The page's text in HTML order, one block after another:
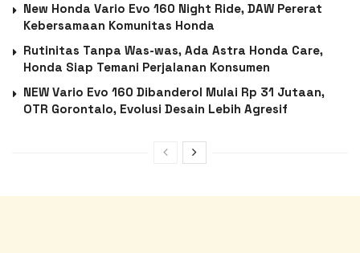
New Honda Vario Evo 160 Night Ride, DAW Pererat
Kebersamaan Komunitas Honda
Rutinitas Tanpa Was-was, Ada Astra Honda Care,
Honda Siap Temani Perjalanan Konsumen
NEW Vario Evo 160 Dibanderol Mulai Rp 31 Jutaan,
OTR Gorontalo, Evolusi Desain Lebih Agresif